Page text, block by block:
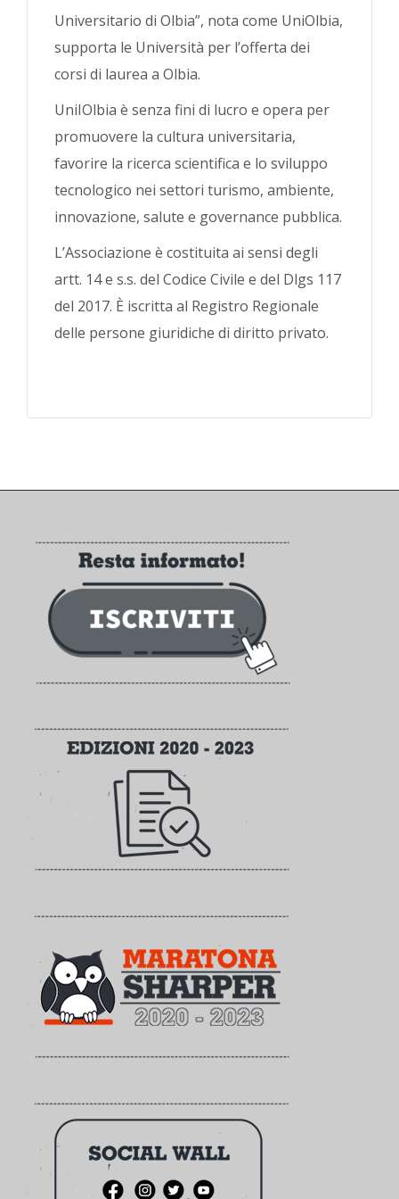
Universitario di Olbia”, nota come UniOlbia,
supporta le Università per l’offerta dei
corsi di laurea a Olbia.
UniIOlbia è senza fini di lucro e opera per
promuovere la cultura universitaria,
favorire la ricerca scientifica e lo sviluppo
tecnologico nei settori turismo, ambiente,
innovazione, salute e governance pubblica.
L’Associazione è costituita ai sensi degli
artt. 14 e s.s. del Codice Civile e del Dlgs 117
del 2017. È iscritta al Registro Regionale
delle persone giuridiche di diritto privato.